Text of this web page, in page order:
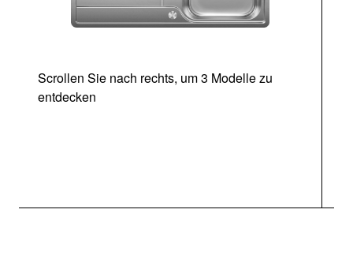
Scrollen Sie nach rechts, um 3 Modelle zu
entdecken